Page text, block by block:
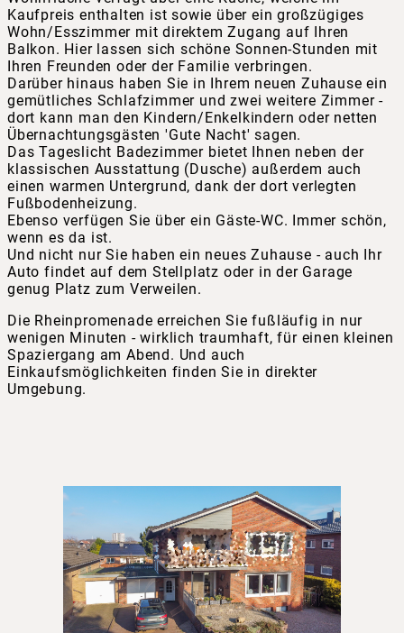
Kaufpreis enthalten ist sowie über ein großzügiges
Wohn/Esszimmer mit direktem Zugang auf Ihren
Balkon. Hier lassen sich schöne Sonnen-Stunden mit
Ihren Freunden oder der Familie verbringen.
Darüber hinaus haben Sie in Ihrem neuen Zuhause ein
gemütliches Schlafzimmer und zwei weitere Zimmer -
dort kann man den Kindern/Enkelkindern oder netten
Übernachtungsgästen 'Gute Nacht' sagen.
Das Tageslicht Badezimmer bietet Ihnen neben der
klassischen Ausstattung (Dusche) außerdem auch
einen warmen Untergrund, dank der dort verlegten
Fußbodenheizung.
Ebenso verfügen Sie über ein Gäste-WC. Immer schön,
wenn es da ist.
Und nicht nur Sie haben ein neues Zuhause - auch Ihr
Auto findet auf dem Stellplatz oder in der Garage
genug Platz zum Verweilen.
Die Rheinpromenade erreichen Sie fußläufig in nur
wenigen Minuten - wirklich traumhaft, für einen kleinen
Spaziergang am Abend. Und auch
Einkaufsmöglichkeiten finden Sie in direkter
Umgebung.